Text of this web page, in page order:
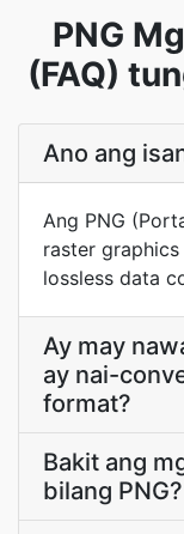
PNG
(FAQ)
Ano ang
Ang PNG
raster
lossless data
Ay may
ay nai-
format?
Bakit ang
bilang PNG?